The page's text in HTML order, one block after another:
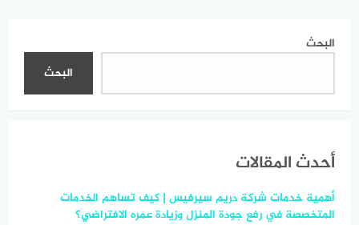
البحث
البحث
أحدث المقالات
أهمية خدمات شركة دريم سيرفيس | كيف تساهم الخدمات
المتخصصة في رفع جودة المنزل وزيادة عمره الافتراضي؟